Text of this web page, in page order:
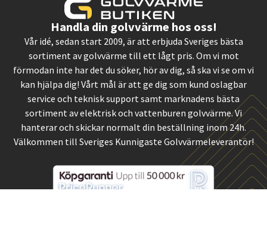
Handla din golvvärme hos oss!
Vår idé, sedan start 2009, är att erbjuda Sveriges bästa
sortiment av golvvärme till ett lågt pris. Om vi mot
förmodan inte har det du söker, hör av dig, så ska vi se om vi
kan hjälpa dig! Vårt mål är att ge dig som kund oslagbar
service och teknisk support samt marknadens bästa
sortiment av elektrisk och vattenburen golvvärme. Vi
hanterar och skickar normalt din beställning inom 24h.
Välkommen till Sveriges Kunnigaste Golvvärmeleverantör!